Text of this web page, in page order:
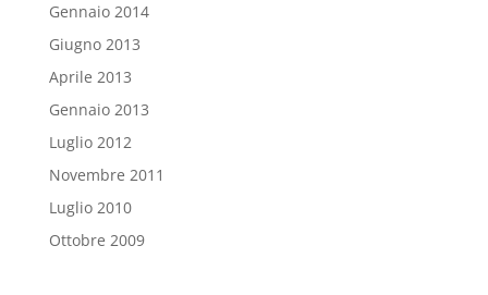
Gennaio 2014
Giugno 2013
Aprile 2013
Gennaio 2013
Luglio 2012
Novembre 2011
Luglio 2010
Ottobre 2009